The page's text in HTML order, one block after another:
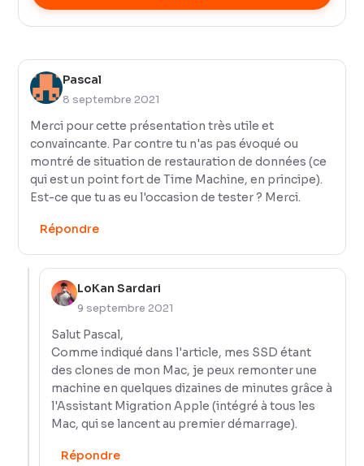
Pascal
8 septembre 2021
Merci pour cette présentation très utile et
convaincante. Par contre tu n'as pas évoqué ou
montré de situation de restauration de données (ce
qui est un point fort de Time Machine, en principe).
Est-ce que tu as eu l'occasion de tester ? Merci.
Répondre
LoKan Sardari
9 septembre 2021
Salut Pascal,
Comme indiqué dans l'article, mes SSD étant
des clones de mon Mac, je peux remonter une
machine en quelques dizaines de minutes grâce à
l'Assistant Migration Apple (intégré à tous les
Mac, qui se lancent au premier démarrage).
Répondre